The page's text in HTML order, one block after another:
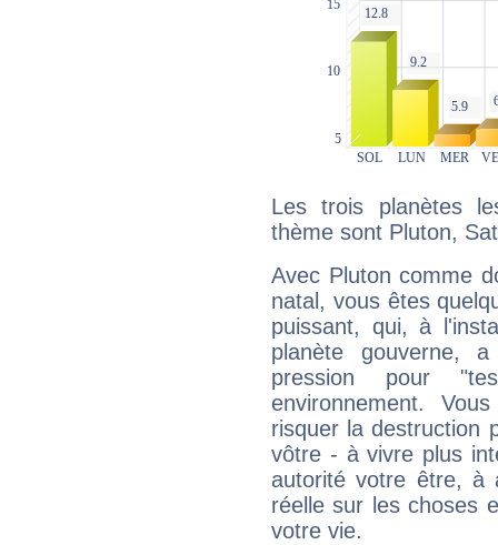
Les trois planètes
thème sont Pluton,
Avec Pluton comme
natal, vous êtes
puissant, qui, à
planète gouverne,
pression pour
environnement.
risquer la destruction
vôtre - à vivre plus
autorité votre être, à
réelle sur les choses
votre vie.